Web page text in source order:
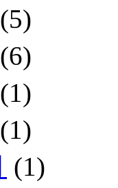
(5)
(6)
(1)
(1)
(1)